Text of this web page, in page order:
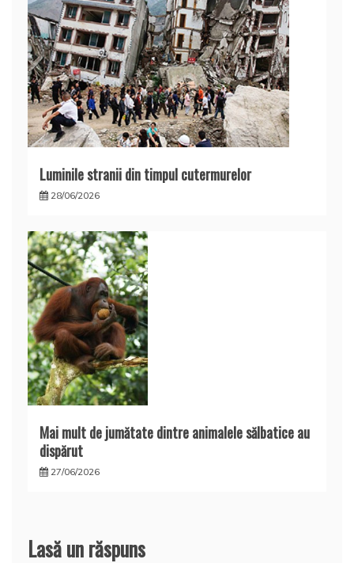
Luminile stranii din timpul cutermurelor
28/06/2026
Mai mult de jumătate dintre animalele sălbatice au
dispărut
27/06/2026
Lasă un răspuns